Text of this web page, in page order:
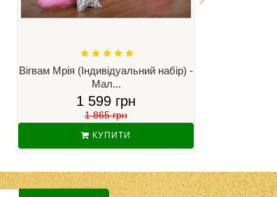
Вігвам Мрія (Індивідуальний набір) -
Мал...
1 599 грн
1 865 грн
КУПИТИ